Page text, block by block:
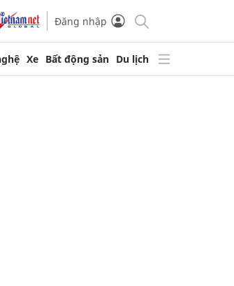
Đăng nhập
Xe Bất động sản Du lịch